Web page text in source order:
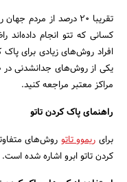
کسانی که تتو انجام داده‌اند
افراد روش‌های زیادی برای پاک
یکی از روش‌های جدانشدنی در
مراکز معتبر مراجعه کنید.
راهنمای پاک کردن تاتو
برای ریموو تاتو روش‌های
کردن تاتو ابرو اشاره شده است.